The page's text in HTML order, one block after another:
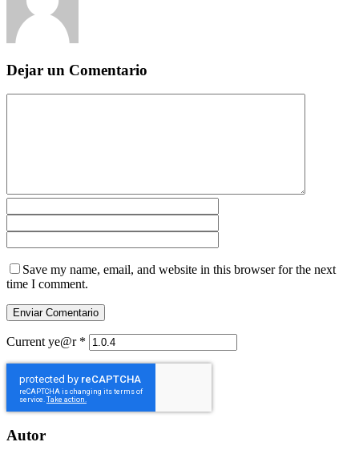
Dejar un Comentario
Save my name, email, and website in this browser for the next
time I comment.
Current ye@r *
Autor